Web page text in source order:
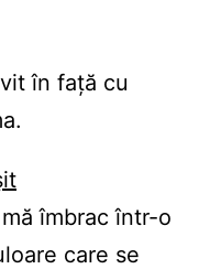
în față cu
îmbrac într-o
care se